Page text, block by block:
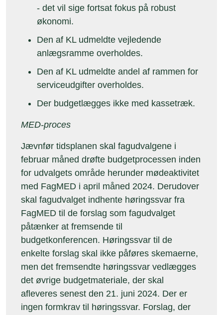
- det vil sige fortsat fokus på robust
økonomi.
Den af KL udmeldte vejledende
anlægsramme overholdes.
Den af KL udmeldte andel af rammen for
serviceudgifter overholdes.
Der budgetlægges ikke med kassetræk.
MED-proces
Jævnfør tidsplanen skal fagudvalgene i
februar måned drøfte budgetprocessen inden
for udvalgets område herunder mødeaktivitet
med FagMED i april måned 2024. Derudover
skal fagudvalget indhente høringssvar fra
FagMED til de forslag som fagudvalget
påtænker at fremsende til
budgetkonferencen. Høringssvar til de
enkelte forslag skal ikke påføres skemaerne,
men det fremsendte høringssvar vedlægges
det øvrige budgetmateriale, der skal
afleveres senest den 21. juni 2024. Der er
ingen formkrav til høringssvar. Forslag, der